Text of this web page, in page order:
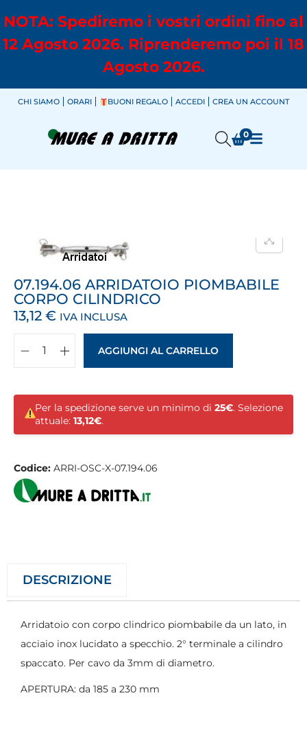
NOTA: Spediremo i vostri ordini fino al
12 Agosto 2026. Riprenderemo poi il 18
Agosto 2026.
CHI SIAMO ORARI BUONI REGALO ACCEDI CREA UN ACCOUNT
0
07.194.06 ARRIDATOIO PIOMBABILE
CORPO CILINDRICO
13,12 € IVA INCLUSA
AGGIUNGI AL CARRELLO
Per la spedizione serve un minimo di 25€. Selezione
attuale: 13,12€.
Codice: ARRI-OSC-X-07.194.06
DESCRIZIONE
Arridatoio con corpo clindrico piombabile da un lato, in
acciaio inox lucidato a specchio. 2° terminale a cilindro
spaccato. Per cavo da 3mm di diametro.
APERTURA: da 185 a 230 mm